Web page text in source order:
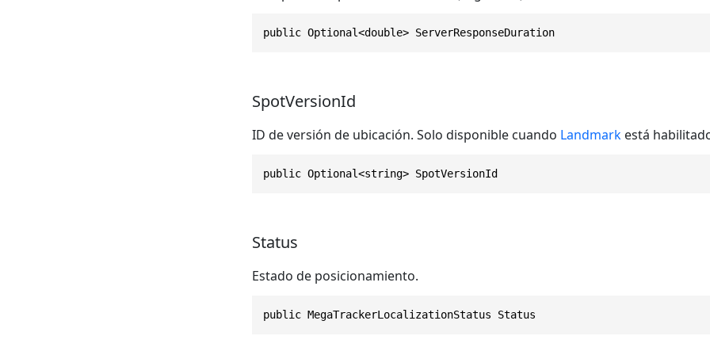
public Optional<double> ServerResponseDuration
SpotVersionId
ID de versión de ubicación. Solo disponible cuando Landmarkestá
public Optional<string> SpotVersionId
Status
Estado de posicionamiento.
public MegaTrackerLocalizationStatus Status